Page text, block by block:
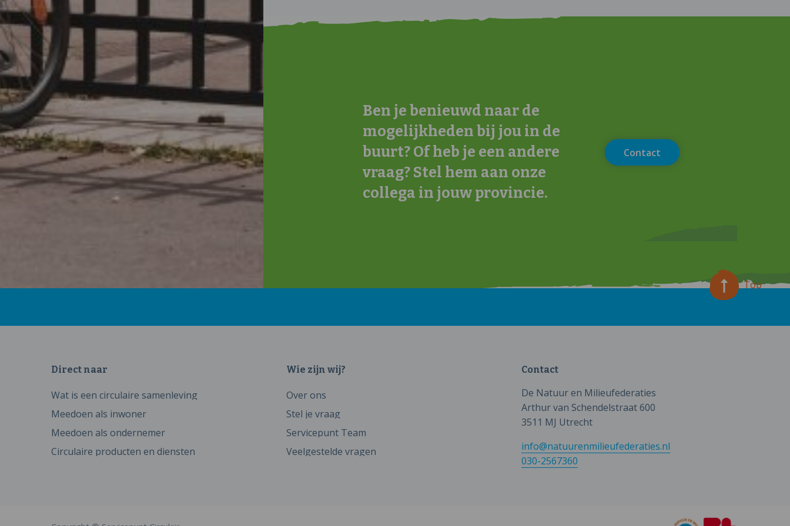
Ben je benieuwd naar de
mogelijkheden bij jou in de
buurt? Of heb je een andere
vraag? Stel hem aan onze
collega in jouw provincie.
Contact
Direct naar
Wat is een circulaire samenleving
Meedoen als inwoner
Meedoen als ondernemer
Circulaire producten en diensten
Wie zijn wij?
Over ons
Stel je vraag
Servicepunt Team
Veelgestelde vragen
Contact
De Natuur en Milieufederaties
Arthur van Schendelstraat 600
3511 MJ Utrecht
info@natuurenmilieufederaties.nl
030-2567360
Top